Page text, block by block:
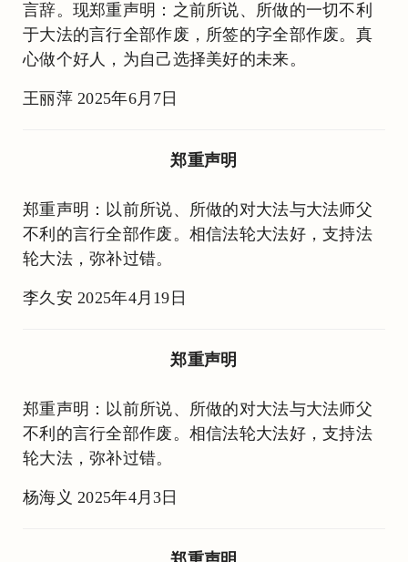
言辞。现郑重声明：之前所说、所做的一切不利
于大法的言行全部作废，所签的字全部作废。真
心做个好人，为自己选择美好的未来。
王丽萍 2025年6月7日
郑重声明
郑重声明：以前所说、所做的对大法与大法师父
不利的言行全部作废。相信法轮大法好，支持法
轮大法，弥补过错。
李久安 2025年4月19日
郑重声明
郑重声明：以前所说、所做的对大法与大法师父
不利的言行全部作废。相信法轮大法好，支持法
轮大法，弥补过错。
杨海义 2025年4月3日